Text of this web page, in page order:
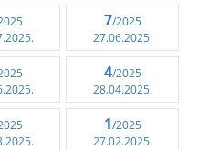
7/2025
27.06.2025.
4/2025
28.04.2025.
1/2025
27.02.2025.